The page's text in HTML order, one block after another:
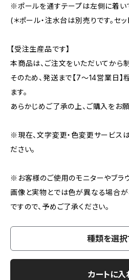
※ポールを通すテープは左側に着い
(＊ポール・注水台は別売りです。セッ
【受注生産品です】
本商品は、ご注文をいただいてから
そのため、発送まで【7〜14営業日
ます。
あらかじめご了承の上、ご購入をお願
※現在、文字変更・色変更サービスは
ださい。
※お客様のご使用のモニターやブラ
画像と実物とでは色が異なる場合が
ですので、予めご了承ください。
種類を選択
カートに入